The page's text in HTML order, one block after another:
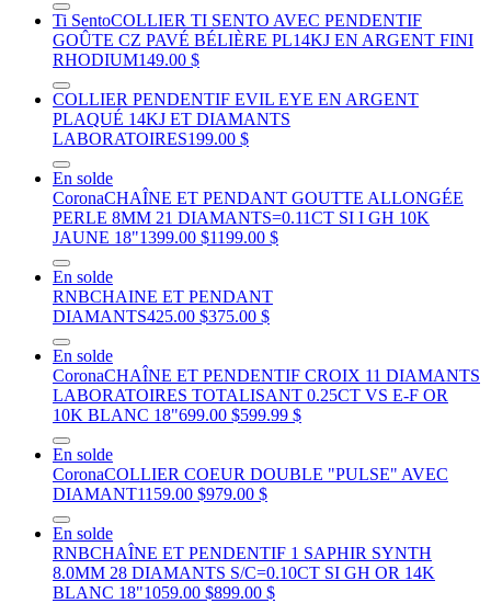
Ti SentoCOLLIER TI SENTO AVEC PENDENTIF
GOÛTE CZ PAVÉ BÉLIÈRE PL14KJ EN ARGENT FINI
RHODIUM149.00 $
COLLIER PENDENTIF EVIL EYE EN ARGENT
PLAQUÉ 14KJ ET DIAMANTS
LABORATOIRES199.00 $
En solde
CoronaCHAÎNE ET PENDANT GOUTTE ALLONGÉE
PERLE 8MM 21 DIAMANTS=0.11CT SI I GH 10K
JAUNE 18"1399.00 $1199.00 $
En solde
RNBCHAINE ET PENDANT
DIAMANTS425.00 $375.00 $
En solde
CoronaCHAÎNE ET PENDENTIF CROIX 11 DIAMANTS
LABORATOIRES TOTALISANT 0.25CT VS E-F OR
10K BLANC 18"699.00 $599.99 $
En solde
CoronaCOLLIER COEUR DOUBLE "PULSE" AVEC
DIAMANT1159.00 $979.00 $
En solde
RNBCHAÎNE ET PENDENTIF 1 SAPHIR SYNTH
8.0MM 28 DIAMANTS S/C=0.10CT SI GH OR 14K
BLANC 18"1059.00 $899.00 $